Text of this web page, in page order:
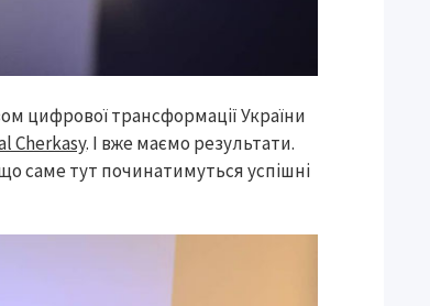
цифрової трансформації України
Cherkasy. І вже маємо результати.
саме тут починатимуться успішні